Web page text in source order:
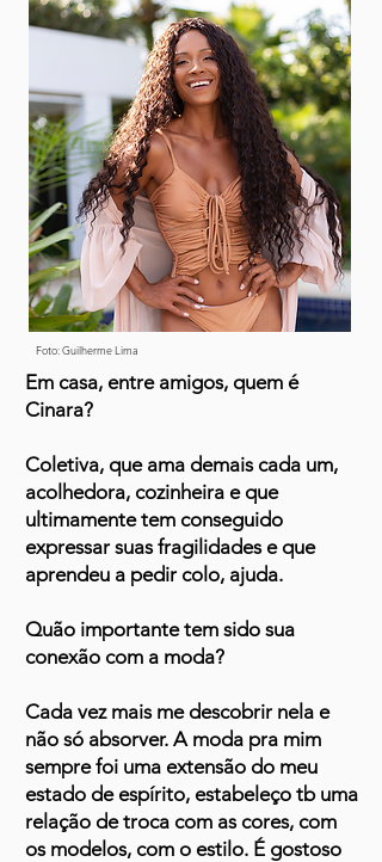
Foto: Guilherme Lima
Em casa, entre amigos, quem é
Cinara?
Coletiva, que ama demais cada um,
acolhedora, cozinheira e que
ultimamente tem conseguido
expressar suas fragilidades e que
aprendeu a pedir colo, ajuda.
Quão importante tem sido sua
conexão com a moda?
Cada vez mais me descobrir nela e
não só absorver. A moda pra mim
sempre foi uma extensão do meu
estado de espírito, estabeleço tb uma
relação de troca com as cores, com
os modelos, com o estilo. É gostoso